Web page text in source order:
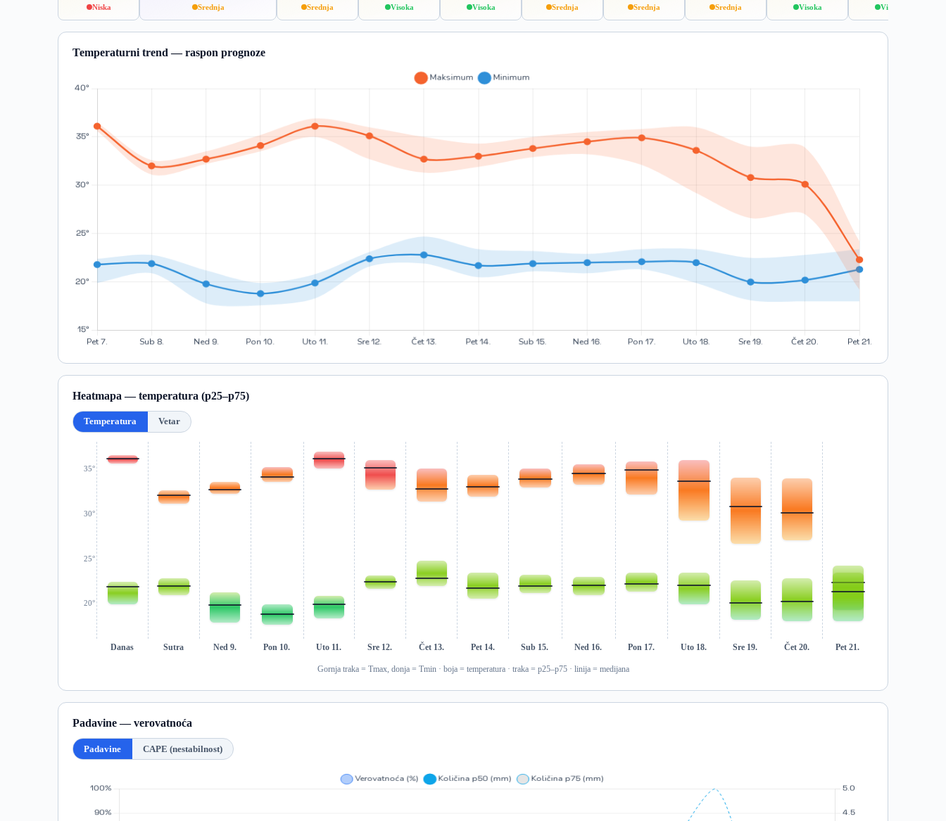
Niska
Srednja
Srednja
Visoka
Visoka
Srednja
Srednja
Srednja
Visoka
Visoka
Temperaturni trend — raspon prognoze
Heatmapa — temperatura (p25–p75)
Temperatura Vetar
20°
25°
30°
35°
Danas Sutra Ned 9. Pon 10. Uto 11. Sre 12. Čet 13. Pet 14. Sub 15. Ned 16. Pon 17. Uto 18. Sre 19. Čet 20. Pet 21.
Gornja traka = Tmax, donja = Tmin · boja = temperatura · traka = p25–p75 · linija = medijana
Padavine — verovatnoća
Padavine CAPE (nestabilnost)